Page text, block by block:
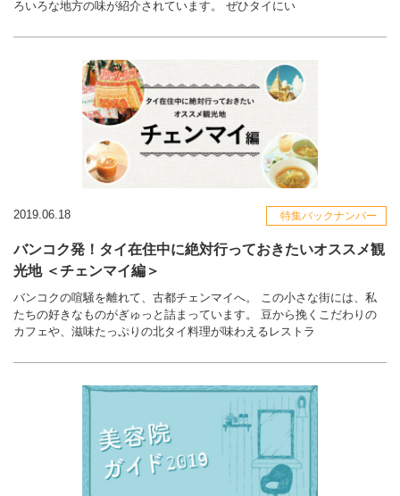
ろいろな地方の味が紹介されています。 ぜひタイにい
2019.06.18 特集バックナンバー
バンコク発！タイ在住中に絶対行っておきたいオススメ観
光地 ＜チェンマイ編＞
バンコクの喧騒を離れて、古都チェンマイへ。 この小さな街には、私
たちの好きなものがぎゅっと詰まっています。 豆から挽くこだわりの
カフェや、滋味たっぷりの北タイ料理が味わえるレストラ